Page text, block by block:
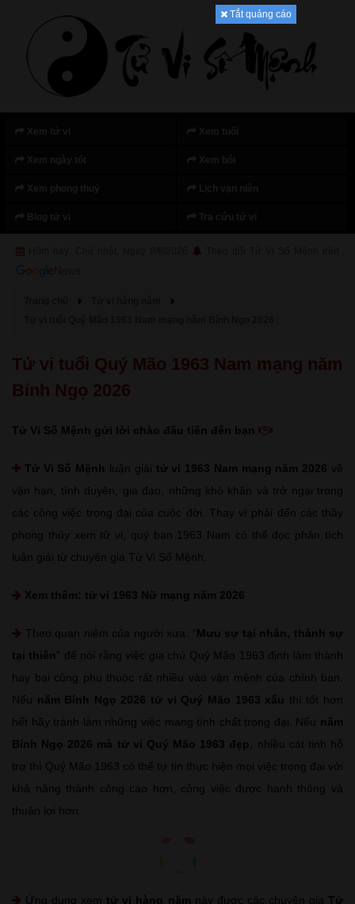
Tắt quảng cáo
Tử vi tuổi Quý Mão 1963 Nam mạng năm
Bính Ngọ 2026
Tử Vi Số Mệnh gửi lời chào đầu tiên đến bạn
Tử Vi Số Mệnh luận giải tử vi 1963 Nam mạng năm 2026 về
vận hạn, tình duyên, gia đạo, những khó khăn và trở ngại trong
các công việc trọng đại của cuộc đời. Thay vì phải đến các thầy
phong thủy xem tử vi, quý bạn 1963 Nam có thể đọc phân tích
luận giải từ chuyên gia Tử Vi Số Mệnh.
Xem thêm: tử vi 1963 Nữ mạng năm 2026
Theo quan niệm của người xưa: “Mưu sự tại nhân, thành sự
tại thiên ” để nói rằng việc gia chủ Quý Mão 1963 định làm thành
hay bại cũng phụ thuộc rất nhiều vào vận mệnh của chính bạn.
Nếu năm Bính Ngọ 2026 tử vi Quý Mão 1963 xấu thì tốt hơn
hết hãy tránh làm những việc mang tính chất trọng đại. Nếu năm
Bính Ngọ 2026 mà tử vi Quý Mão 1963 đẹp , nhiều cát tinh hỗ
trợ thì Quý Mão 1963 có thể tự tin thực hiện mọi việc trọng đại với
khả năng thành công cao hơn, công việc được hanh thông và
thuận lợi hơn.
Ứng dụng xem tử vi hàng năm này được các chuyên gia Tử